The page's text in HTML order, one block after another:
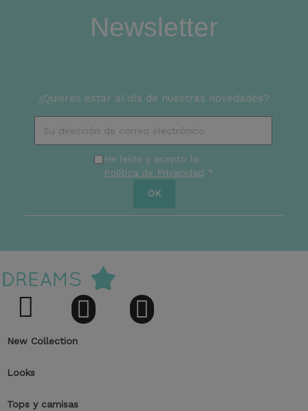
Newsletter
¿Quieres estar al día de nuestras novedades?
He leído y acepto la
Política de Privacidad *
New Collection
Looks
Tops y camisas